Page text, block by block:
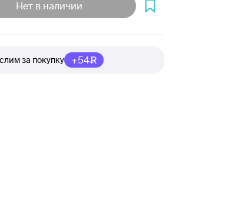
Нет в наличии
за покупку +54